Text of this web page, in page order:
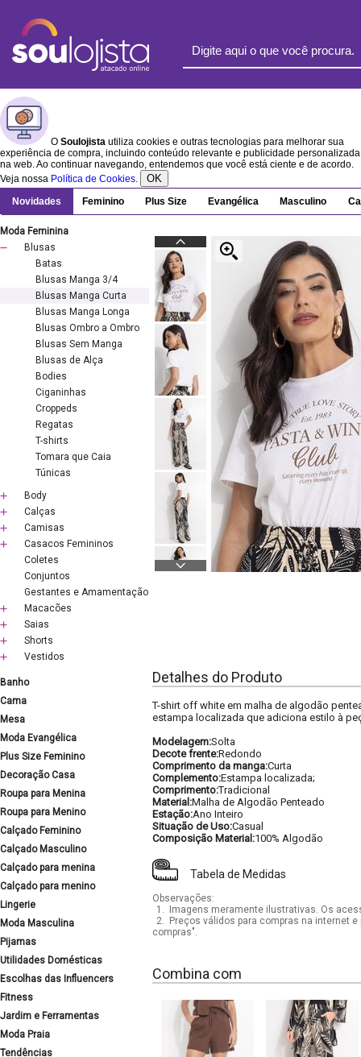
O Soulojista utiliza cookies e outras tecnologias para melhorar sua
experiência de compra, incluindo conteúdo relevante e publicidade personalizada
na web. Ao continuar navegando, entendemos que você está ciente e de acordo.
Veja nossa Política de Cookies. OK
Novidades Feminino Plus Size Evangélica Masculino
Moda Feminina
Blusas
Batas
Blusas Manga 3/4
Blusas Manga Curta
Blusas Manga Longa
Blusas Ombro a Ombro
Blusas Sem Manga
Blusas de Alça
Bodies
Ciganinhas
Croppeds
Regatas
T-shirts
Tomara que Caia
Túnicas
Body
Calças
Camisas
Casacos Femininos
Coletes
Conjuntos
Gestantes e Amamentação
Macacões
Saias
Shorts
Vestidos
Banho
Cama
Mesa
Moda Evangélica
Plus Size Feminino
Decoração Casa
Roupa para Menina
Roupa para Menino
Calçado Feminino
Calçado Masculino
Calçado para menina
Calçado para menino
Lingerie
Moda Masculina
Pijamas
Utilidades Domésticas
Escolhas das Influencers
Fitness
Jardim e Ferramentas
Moda Praia
Tendências
Detalhes do Produto
T-shirt off white em malha de algodão
estampa localizada que adiciona estilo à
Modelagem:Solta
Decote frente:Redondo
Comprimento da manga:Curta
Complemento:Estampa localizada;
Comprimento:Tradicional
Material:Malha de Algodão Penteado
Estação:Ano Inteiro
Situação de Uso:Casual
Composição Material:100% Algodão
Tabela de Medidas
Observações:
1.
Imagens meramente ilustrativas. Os
2.
Preços válidos para compras na internet
compras".
Combina com